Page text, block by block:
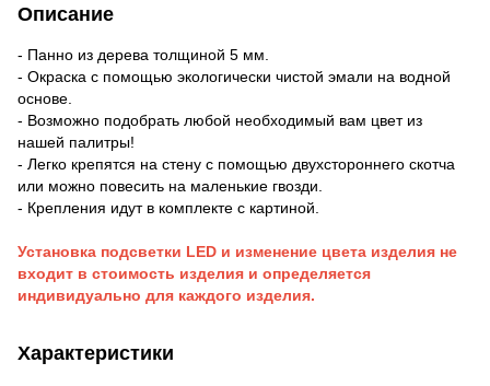
Описание
- Панно из дерева толщиной 5 мм.
- Окраска с помощью экологически чистой эмали на водной
основе.
- Возможно подобрать любой необходимый вам цвет из
нашей палитры!
- Легко крепятся на стену с помощью двухстороннего скотча
или можно повесить на маленькие гвозди.
- Крепления идут в комплекте с картиной.
Установка подсветки LED и изменение цвета изделия не
входит в стоимость изделия и определяется
индивидуально для каждого изделия.
Характеристики